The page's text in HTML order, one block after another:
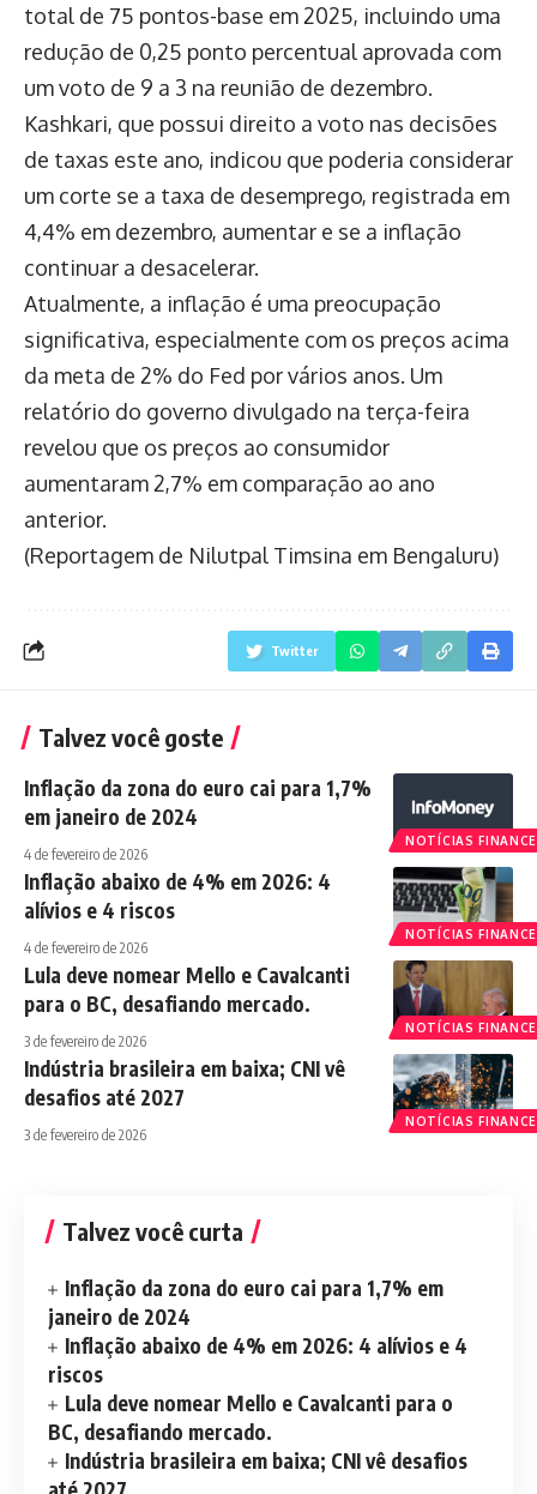
total de 75 pontos-base em 2025, incluindo uma
redução de 0,25 ponto percentual aprovada com
um voto de 9 a 3 na reunião de dezembro.
Kashkari, que possui direito a voto nas decisões
de taxas este ano, indicou que poderia considerar
um corte se a taxa de desemprego, registrada em
4,4% em dezembro, aumentar e se a inflação
continuar a desacelerar.
Atualmente, a inflação é uma preocupação
significativa, especialmente com os preços acima
da meta de 2% do Fed por vários anos. Um
relatório do governo divulgado na terça-feira
revelou que os preços ao consumidor
aumentaram 2,7% em comparação ao ano
anterior.
(Reportagem de Nilutpal Timsina em Bengaluru)
Twitter
Talvez você goste
NOTÍCIAS
Inflação da zona do euro cai para 1,7%
em janeiro de 2024
4 de fevereiro de 2026
NOTÍCIAS
Inflação abaixo de 4% em 2026: 4
alívios e 4 riscos
4 de fevereiro de 2026
NOTÍCIAS
Lula deve nomear Mello e Cavalcanti
para o BC, desafiando mercado.
3 de fevereiro de 2026
NOTÍCIAS
Indústria brasileira em baixa; CNI vê
desafios até 2027
3 de fevereiro de 2026
Talvez você curta
Inflação da zona do euro cai para 1,7% em
janeiro de 2024
Inflação abaixo de 4% em 2026: 4 alívios e 4
riscos
Lula deve nomear Mello e Cavalcanti para o
BC, desafiando mercado.
Indústria brasileira em baixa; CNI vê desafios